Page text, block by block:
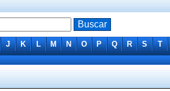
J K L M N O P Q R S T